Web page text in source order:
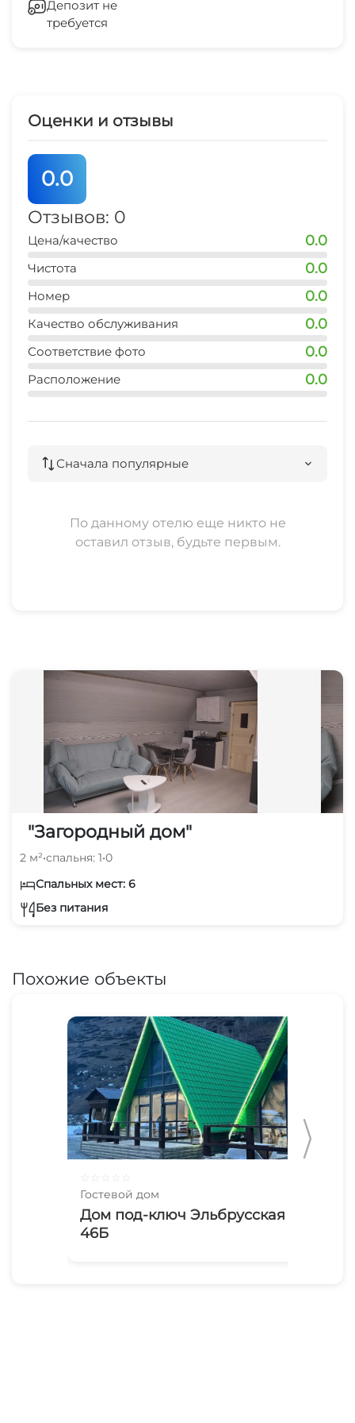
Гладильные принадлежности
Депозит не
требуется
Оценки и отзывы
0.0
Отзывов: 0
Цена/качество 0.0
Чистота 0.0
Номер 0.0
Качество обслуживания 0.0
Соответствие фото 0.0
Расположение 0.0
Сначала популярные
По данному отелю еще никто не
оставил отзыв, будьте первым.
"Загородный дом"
2 м²•спальня: 1•0
Спальных мест: 6
Без питания
Похожие объекты
Гостевой дом
Дом под-ключ Эльбрусская
46Б